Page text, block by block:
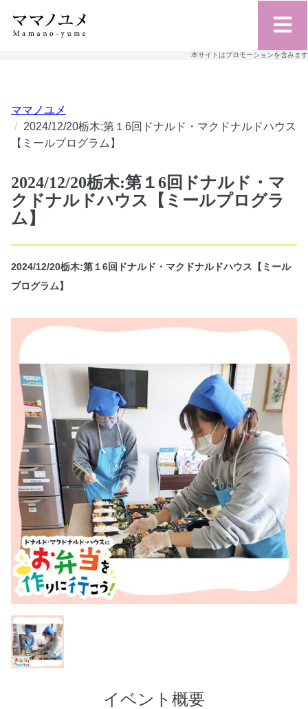
本サイトはプロモーションを含みます
ママノユメ
2024/12/20栃木:第１6回ドナルド・マクドナルドハウス
【ミールプログラム】
2024/12/20栃木:第１6回ドナルド・マ
クドナルドハウス【ミールプログラ
ム】
2024/12/20栃木:第１6回ドナルド・マクドナルドハウス【ミール
プログラム】
イベント概要